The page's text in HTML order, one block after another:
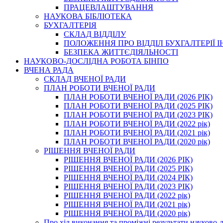
ПРАЦЕВЛАШТУВАННЯ
НАУКОВА БІБЛІОТЕКА
БУХГАЛТЕРІЯ
СКЛАД ВІДДІЛУ
ПОЛОЖЕННЯ ПРО ВІДДІЛ БУХГАЛТЕРІЇ
БЕЗПЕКА ЖИТТЄДІЯЛЬНОСТІ
НАУКОВО-ДОСЛІДНА РОБОТА БІНПО
ВЧЕНА РАДА
СКЛАД ВЧЕНОЇ РАДИ
ПЛАН РОБОТИ ВЧЕНОЇ РАДИ
ПЛАН РОБОТИ ВЧЕНОЇ РАДИ (2026 РІК)
ПЛАН РОБОТИ ВЧЕНОЇ РАДИ (2025 РІК)
ПЛАН РОБОТИ ВЧЕНОЇ РАДИ (2023 РІК)
ПЛАН РОБОТИ ВЧЕНОЇ РАДИ (2022 рік)
ПЛАН РОБОТИ ВЧЕНОЇ РАДИ (2021 рік)
ПЛАН РОБОТИ ВЧЕНОЇ РАДИ (2020 рік)
РІШЕННЯ ВЧЕНОЇ РАДИ
РІШЕННЯ ВЧЕНОЇ РАДИ (2026 РІК)
РІШЕННЯ ВЧЕНОЇ РАДИ (2025 РІК)
РІШЕННЯ ВЧЕНОЇ РАДИ (2024 РІК)
РІШЕННЯ ВЧЕНОЇ РАДИ (2023 РІК)
РІШЕННЯ ВЧЕНОЇ РАДИ (2022 рік)
РІШЕННЯ ВЧЕНОЇ РАДИ (2021 рік)
РІШЕННЯ ВЧЕНОЇ РАДИ (2020 рік)